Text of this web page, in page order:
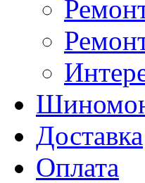
Доставка
Оплата